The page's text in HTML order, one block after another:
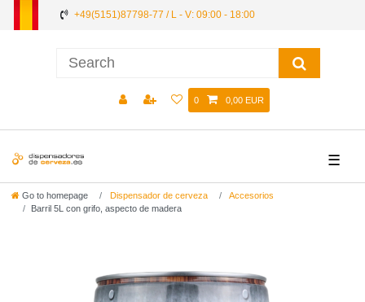
+49(5151)87798-77 / L - V: 09:00 - 18:00
0 0,00 EUR
☰
Go to homepage Dispensador de cerveza
Accesorios
Barril 5L con grifo, aspecto de madera